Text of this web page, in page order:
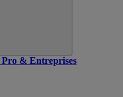
Pro & Entreprises